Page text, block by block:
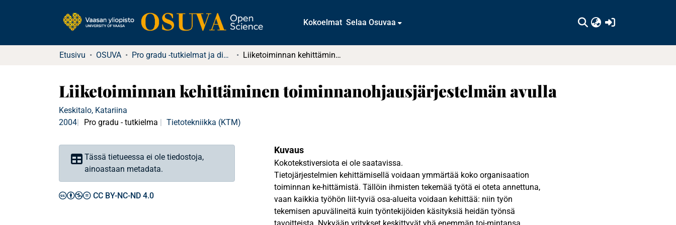
Kokoelmat Selaa Osuvaa
Etusivu OSUVA Pro gradu -tutkielmat ja diplomityöt Liiketoiminnan kehittäminen toiminnanohjausjärjestelmän avulla
Liiketoiminnan kehittäminen toiminnanohjausjärjestelmän avulla
Keskitalo, Katariina
2004
Pro gradu - tutkielma Tietotekniikka (KTM)
Tässä tietueessa ei ole tiedostoja,
ainoastaan metadata.
CC BY-NC-ND 4.0
Kuvaus
Kokotekstiversiota ei ole saatavissa.
Tietojärjestelmien kehittämisellä voidaan ymmärtää koko organisaation
toiminnan ke-hittämistä. Tällöin ihmisten tekemää työtä ei oteta annettuna,
vaan kaikkia työhön liit-tyviä osa-alueita voidaan kehittää: niin työn
tekemisen apuvälineitä kuin työntekijöiden käsityksiä heidän työnsä